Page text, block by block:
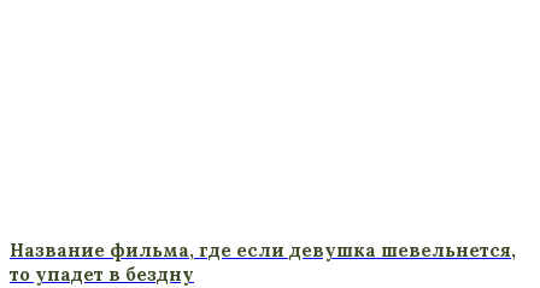
Название фильма, где если девушка шевельнется,
то упадет в бездну